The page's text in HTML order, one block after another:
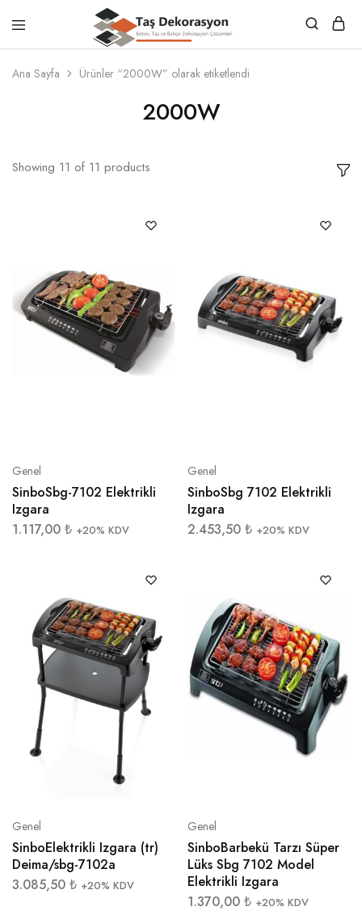
Taş
Dekorasyon
Beton,
Taş
ve
Ana Sayfa Ürünler “2000W” olarak etiketlendi
2000W
Showing 11 of 11 products
Genel
SinboSbg-7102 Elektrikli
Izgara
1.117,00 ₺ +20% KDV
Genel
SinboSbg 7102 Elektrikli
Izgara
2.453,50 ₺ +20% KDV
Genel
SinboElektrikli Izgara (tr)
Deima/sbg-7102a
3.085,50 ₺ +20% KDV
Genel
SinboBarbekü Tarzı Süper
Lüks Sbg 7102 Model
Elektrikli Izgara
1.370,00 ₺ +20% KDV